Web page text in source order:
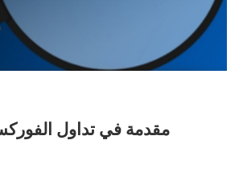
مقدمة في تداول